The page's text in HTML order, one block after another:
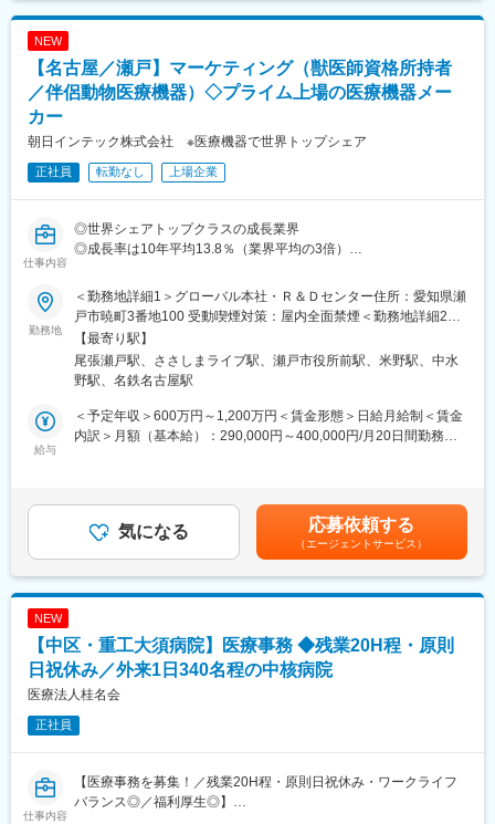
業務もお任せてしていき、経理財務課を一任いただきたいと考え
■医療法人回精会グループについて：
～≪こころ≫と≪からだ≫の両面から患者さまを支えます～
北津島病院 / 介護老人保健施設 憩の泉 / サービス付き高齢者向け
・決算前のデータ確認や不足資料のチェック
（4）労務相談業務
・シフト制／夜勤など介護業界特有の働き方に関する事務対応
・月次／年次の収支データをもとにした経営分析
・人件費率／稼働率／利益構造などの数値可視化
■会社魅力：
完全週休2日制（土・日）で産前・産後休暇（取得実績あり）と、
働きやすい環境も整っております。
さらに、スーパーフラットな社風であり、私服勤務OK！個性や多
様性を大切に、人間同士の関係性は上下ではなく、より良い社会
をつくるためのパートナーであるという考え方が基本です。立場
や性別が違うからこそ産まれる新しい考え方を柔軟に受け止め、
老人ホーム及び介護事業運営法人に対して、会計／税務／労務に
関する実務支援および経営コンサルティングを行っている部門で
す。介護／福祉業界は、経営課題が多いですが、当社では、長年
NEW
【名古屋／瀬戸】マーケティング（獣医師資格所持者
／伴侶動物医療機器）◇プライム上場の医療機器メー
カー
朝日インテック株式会社 ※医療機器で世界トップシェア
正社員 転勤なし 上場企業
仕事内容
◎世界シェアトップクラスの成長業界
◎成長率は10年平均13.8％（業界平均の3倍）
■業務内容：
ヒト向けの医療機器を取り扱ってきた当社で、新たにペット向け
の医療機器（細径内視鏡）の販売を開始しました。低侵襲動物医
療における当社のイメージ浸透を進めること、また伴侶動物事業
における売上・利益を拡大し、当社の一翼を担う事業にしていく
一員になって頂きます。
・製品デモンストレーション、使用方法の説明対応
・今後開発予定の自社メディカル製品の動物用医療機器への展開
についてのユーザーニーズ取得活動、動物医療市場の調査、動物
残業時間は月平均30H程度です。就業時間の管理は徹底されてお
り、全社的に月40時間を超えることはほぼありません。
上がカテーテル治療が選択されています。その治療に使用される
カテーテルおよびガイドワイヤー（カテーテルを治療部へ導くた
勤務地
＜勤務地詳細1＞グローバル本社・Ｒ＆Ｄセンター住所：愛知県瀬
戸市暁町3番地100 受動喫煙対策：屋内全面禁煙＜勤務地詳細2＞
名古屋オフィス住所：愛知県名古屋市中村区平池町4-60-12 グロ
ーバルゲート26階勤務地最寄駅：あおなみ線／ささしまライブ駅
受動喫煙対策：敷地内全面禁煙変更の範囲：会社の定める事業所
【最寄り駅】
尾張瀬戸駅、ささしまライブ駅、瀬戸市役所前駅、米野駅、中水
野駅、名鉄名古屋駅
給与
＜予定年収＞600万円～1,200万円＜賃金形態＞日給月給制＜賃金
内訳＞月額（基本給）：290,000円～400,000円/月20日間勤務想
助手当支給（詳細は面接時に確認可能）賃金はあくまでも目安の
金額であり、選考を通じて上下する可能性があります。月給(月額)
は固定手当を含めた表記です。
気になる 応募依頼する
（エージェントサービス）
NEW
【中区・重工大須病院】医療事務 ◆残業20H程・原則
日祝休み／外来1日340名程の中核病院
医療法人桂名会
正社員
仕事内容
【医療事務を募集！／残業20H程・原則日祝休み・ワークライフ
バランス◎／福利厚生◎】